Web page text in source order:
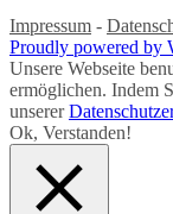
Impressum -
Proudly powered by
Unsere Webseite
ermöglichen. Indem
unserer
Ok, Verstanden!